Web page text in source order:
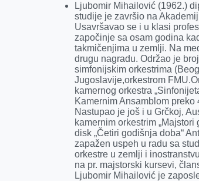
Ljubomir Mihailović (1962.)
studije je završio na
Usavršavao se i u klasi
započinje sa osam godina
takmičenjima u zemlji. Na
drugu nagradu. Održao je
simfonijskim orkestrima
Jugoslavije,orkestrom
kamernog orkestra
Kamernim Ansamblom
Nastupao je još i u Grčkoj,
kamernim orkestrim
disk „Četiri godišnja doba“
zapažen uspeh u radu sa
orkestre u zemlji i
na pr. majstorski kursevi,
Ljubomir Mihailović je